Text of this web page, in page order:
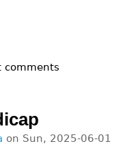
a devenit asociația dizabil
comments
on Sun, 2025-06-01